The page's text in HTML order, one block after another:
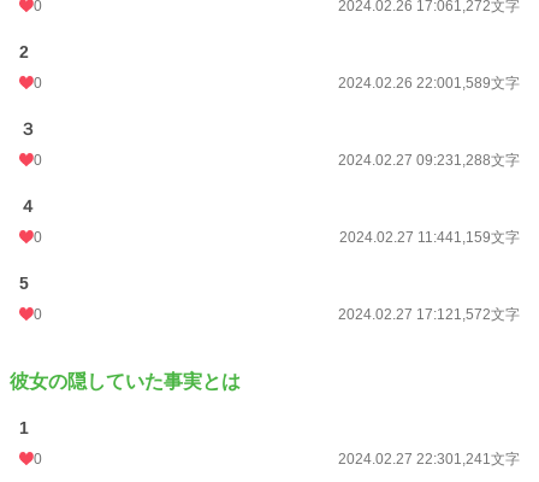
0 2024.02.26 17:061,272文字
2
0 2024.02.26 22:001,589文字
３
0 2024.02.27 09:231,288文字
４
0 2024.02.27 11:441,159文字
5
0 2024.02.27 17:121,572文字
彼女の隠していた事実とは
1
0 2024.02.27 22:301,241文字